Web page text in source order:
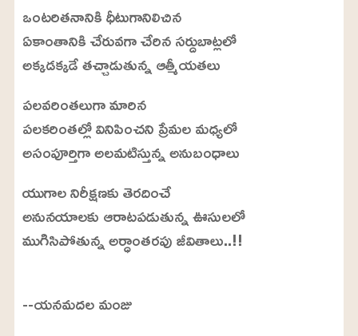
ఒంటరితనానికి ధీటుగానిలిచిన
ఏకాంతానికి చేరువగా చేరిన సర్దుబాట్లలో
అక్కడక్కడే తచ్చాడుతున్న ఆత్మీయతలు
పలవరింతలుగా మారిన
పలకరింతల్లో వినిపించని ప్రేమల మధ్యలో
అసంపూర్తిగా అలమటిస్తున్న అనుబంధాలు
యుగాల నిరీక్షణకు తెరదించే
అనునయాలకు ఆరాటపడుతున్న ఊసులలో
ముగిసిపోతున్న అర్ధాంతరపు జీవితాలు..!!
--యనమదల మంజు